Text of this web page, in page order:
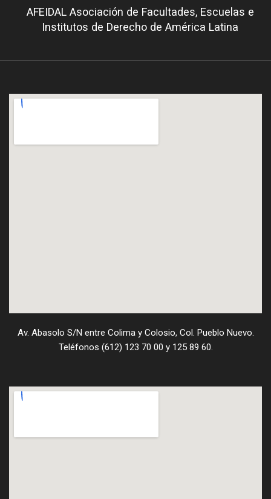
AFEIDAL Asociación de Facultades, Escuelas e
Institutos de Derecho de América Latina
Av. Abasolo S/N entre Colima y Colosio, Col. Pueblo Nuevo.
Teléfonos (612) 123 70 00 y 125 89 60.